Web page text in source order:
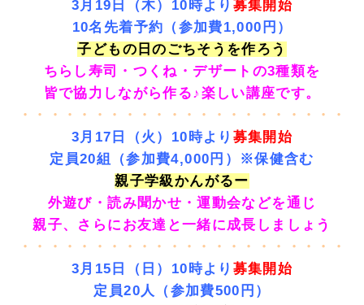
3月19日（木）10時より 募集開始
10名先着予約（参加費1,000円）
子どもの日のごちそうを作ろう
ちらし寿司・つくね・デザートの3種類を
皆で協力しながら作る♪楽しい講座です。
・・・・・・・・・・・・・・・・・・・・・・
3月17日（火）10時より 募集開始
定員20組（参加費4,000円）※保健含む
親子学級かんがるー
外遊び・読み聞かせ・運動会などを通じ
親子、さらにお友達と一緒に成長しましょう
・・・・・・・・・・・・・・・・・・・・・・
3月15日（日）10時より 募集開始
定員20人（参加費500 円）